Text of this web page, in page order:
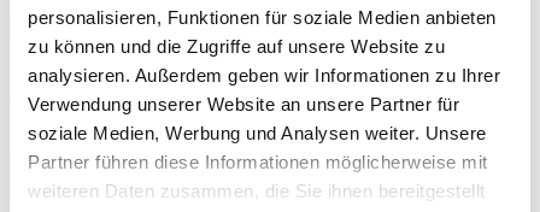
personalisieren, Funktionen für soziale Medien anbieten
zu können und die Zugriffe auf unsere Website zu
analysieren. Außerdem geben wir Informationen zu Ihrer
Verwendung unserer Website an unsere Partner für
soziale Medien, Werbung und Analysen weiter. Unsere
Partner führen diese Informationen möglicherweise mit
weiteren Daten zusammen, die Sie ihnen bereitgestellt
Protezione dei dati
Apponendo una crocetta acconsentite all’utilizzo dei vostri dati
da parte di W. Schneider+Co AG per scopi di marketing.
Informativa sulla
language
Iscrivetevi